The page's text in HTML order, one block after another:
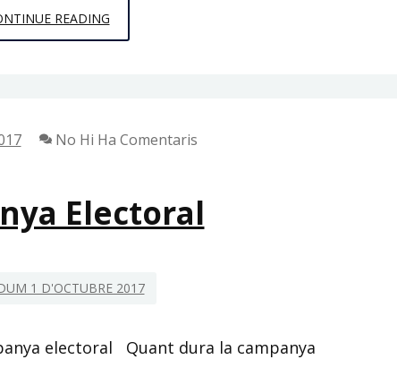
READINGSINDICATURES
ELECTORALS
No Hi Ha Comentaris
Electoral
1 D'OCTUBRE 2017
electoral Quant dura la campanya